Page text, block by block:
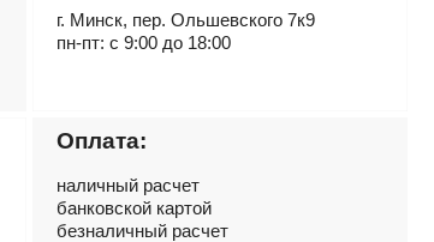
г. Минск, пер. Ольшевского 7к9
пн-пт: с 9:00 до 18:00
Оплата:
наличный расчет
банковской картой
безналичный расчет